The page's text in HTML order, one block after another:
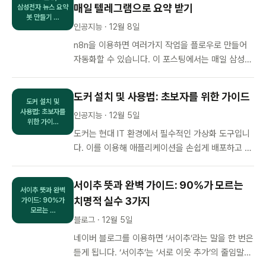
삼성전자 뉴스 요약
봇 만들기 …
매일 텔레그램으로 요약 받기
인공지능 · 12월 8일
n8n을 이용하면 여러가지 작업을 플로우로 만들어
자동화할 수 있습니다. 이 포스팅에서는 매일 삼성전
도커 설치 및
사용법: 초보자를
위한 가이…
도커 설치 및 사용법: 초보자를 위한 가이드
인공지능 · 12월 5일
도커는 현대 IT 환경에서 필수적인 가상화 도구입니
다. 이를 이용해 애플리케이션을 손쉽게 배포하고 관
서이추 뜻과 완벽
가이드: 90%가
모르는 …
서이추 뜻과 완벽 가이드: 90%가 모르는
치명적 실수 3가지
블로그 · 12월 5일
네이버 블로그를 이용하면 ‘서이추’라는 말을 한 번은
듣게 됩니다. ‘서이추’는 ‘서로 이웃 추가’의 줄임말로,